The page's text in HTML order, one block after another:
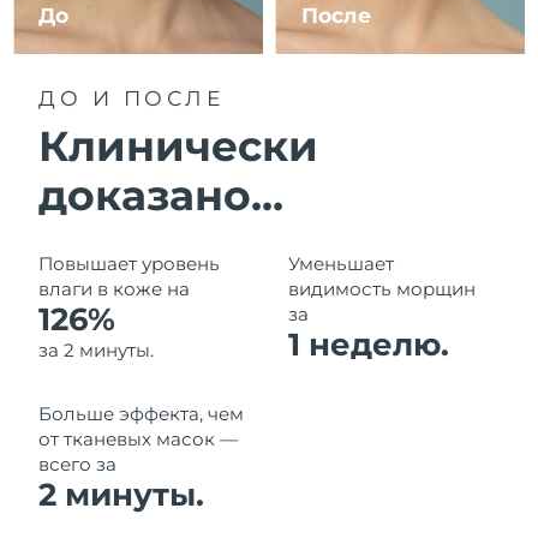
До После
ДО И ПОСЛЕ
Клинически
доказано...
Повышает уровень
влаги в коже на
126%
за 2 минуты.
Уменьшает
видимость морщин
за
1 неделю.
Больше эффекта, чем
от тканевых масок —
всего за
2 минуты.
Ожидаемая дата доставки
Италия
Япония
Джерси
Ожидаемая дата доставки
14/8/26
Казахстан
Ожидаемая дата доставки
11/8/26
Кувейт
Латвия